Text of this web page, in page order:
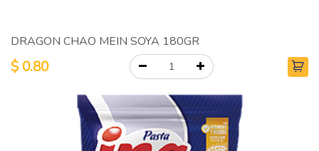
DRAGON CHAO MEIN SOYA 180GR
$0.80